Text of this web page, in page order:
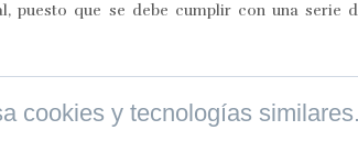
puesto que se debe cumplir con una
cookies y tecnologías similares.